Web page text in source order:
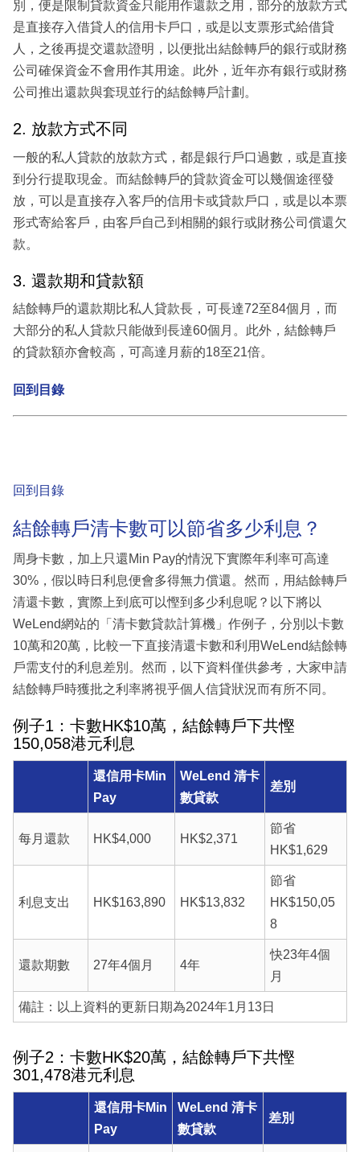
別，便是限制貸款資金只能用作還款之用，部分的放款方式
是直接存入借貸人的信用卡戶口，或是以支票形式給借貸
人，之後再提交還款證明，以便批出結餘轉戶的銀行或財務
公司確保資金不會用作其用途。此外，近年亦有銀行或財務
公司推出還款與套現並行的結餘轉戶計劃。
2. 放款方式不同
一般的私人貸款的放款方式，都是銀行戶口過數，或是直接
到分行提取現金。而結餘轉戶的貸款資金可以幾個途徑發
放，可以是直接存入客戶的信用卡或貸款戶口，或是以本票
形式寄給客戶，由客戶自己到相關的銀行或財務公司償還欠
款。
3. 還款期和貸款額
結餘轉戶的還款期比私人貸款長，可長達72至84個月，而
大部分的私人貸款只能做到長達60個月。此外，結餘轉戶
的貸款額亦會較高，可高達月薪的18至21倍。
回到目錄
回到目錄
結餘轉戶清卡數可以節省多少利息？
周身卡數，加上只還Min Pay的情況下實際年利率可高達
30%，假以時日利息便會多得無力償還。然而，用結餘轉戶
清還卡數，實際上到底可以慳到多少利息呢？以下將以
WeLend網站的「清卡數貸款計算機」作例子，分別以卡數
10萬和20萬，比較一下直接清還卡數和利用WeLend結餘轉
戶需支付的利息差別。然而，以下資料僅供參考，大家申請
結餘轉戶時獲批之利率將視乎個人信貸狀況而有所不同。
例子1：卡數HK$10萬，結餘轉戶下共慳
150,058港元利息
還信用卡Min
Pay
WeLend 清卡
數貸款
差別
每月還款 HK$4,000 HK$2,371
節省
HK$1,629
利息支出 HK$163,890 HK$13,832
節省
HK$150,05
8
還款期數 27年4個月 4年
快23年4個
月
備註：以上資料的更新日期為2024年1月13日
例子2：卡數HK$20萬，結餘轉戶下共慳
301,478港元利息
還信用卡Min
Pay
WeLend 清卡
數貸款
差別